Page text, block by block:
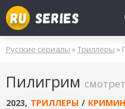
СМОТРЮ
БУДУ СМОТРЕТЬ
УЖЕ СМОТРЕЛ
Русские сериалы »Триллеры »
Пилигрим
2023, ТРИЛЛЕРЫ /